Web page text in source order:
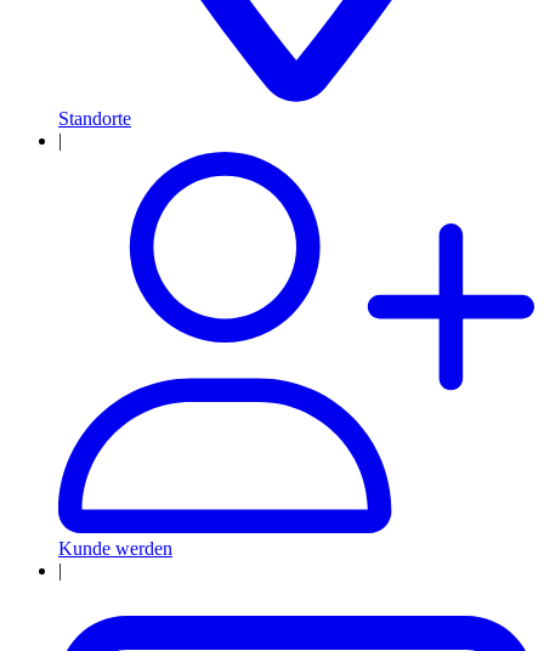
Standorte
Kunde werden
|